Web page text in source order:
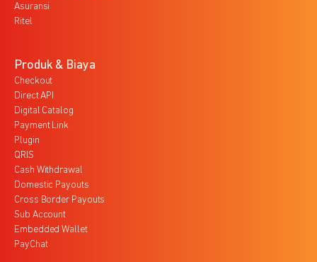
Asuransi
Ritel
Produk & Biaya
Checkout
Direct API
Digital Catalog
Payment Link
Plugin
QRIS
Cash Withdrawal
Domestic Payouts
Cross Border Payouts
Sub Account
Embedded Wallet
PayChat